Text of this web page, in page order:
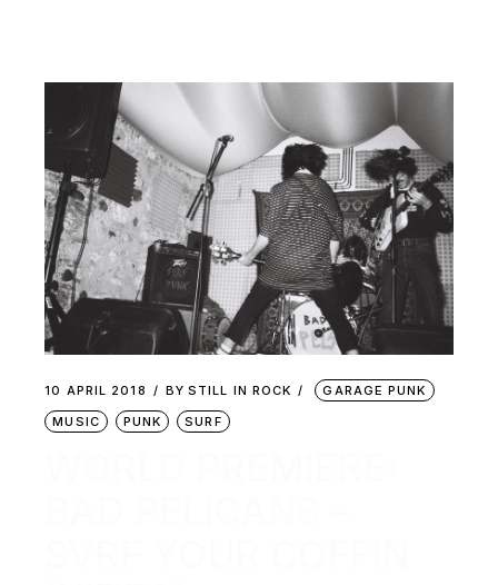
10 APRIL 2018 BY STILL IN ROCK
GARAGE PUNK
MUSIC
PUNK SURF